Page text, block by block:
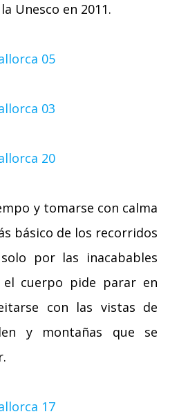
Unesco en 2011.
y tomarse con calma
básico de los recorridos
por las inacabables
cuerpo pide parar en
con las vistas de
y montañas que se